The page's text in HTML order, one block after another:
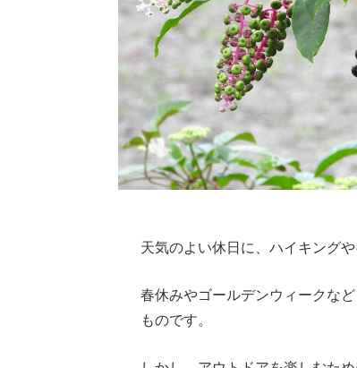
天気のよい休日に、ハイキング
春休みやゴールデンウィークな
ものです。